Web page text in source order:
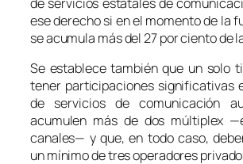
ese derecho si en el momento de la
se acumula más del 27 por ciento de
Se establece también que un solo
tener participaciones significativas
de servicios de comunicación
acumulen más de dos múltiplex
canales— y que, en todo caso,
un mínimo de tres operadores